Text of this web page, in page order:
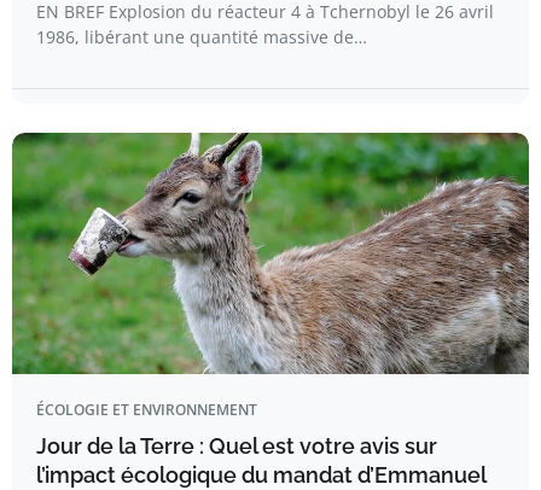
EN BREF Explosion du réacteur 4 à Tchernobyl le 26 avril
1986, libérant une quantité massive de…
ÉCOLOGIE ET ENVIRONNEMENT
Jour de la Terre : Quel est votre avis sur
l’impact écologique du mandat d’Emmanuel